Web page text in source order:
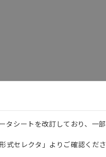
タシートを改訂しており、一部
式セレクタ」よりご確認くださ